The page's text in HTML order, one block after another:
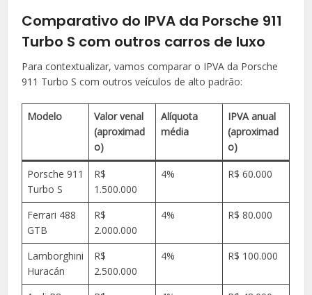
Comparativo do IPVA da Porsche 911
Turbo S com outros carros de luxo
Para contextualizar, vamos comparar o IPVA da Porsche
911 Turbo S com outros veículos de alto padrão:
Modelo
Valor venal
(aproximad
o)
Alíquota
média
IPVA anual
(aproximad
o)
Porsche 911
Turbo S
R$
1.500.000
4% R$ 60.000
Ferrari 488
GTB
R$
2.000.000
4% R$ 80.000
Lamborghini
Huracán
R$
2.500.000
4% R$ 100.000